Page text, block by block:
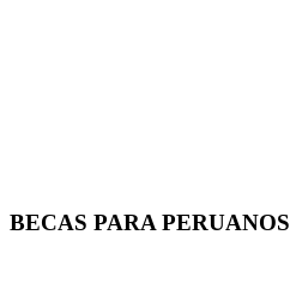
BECAS PARA PERUANOS